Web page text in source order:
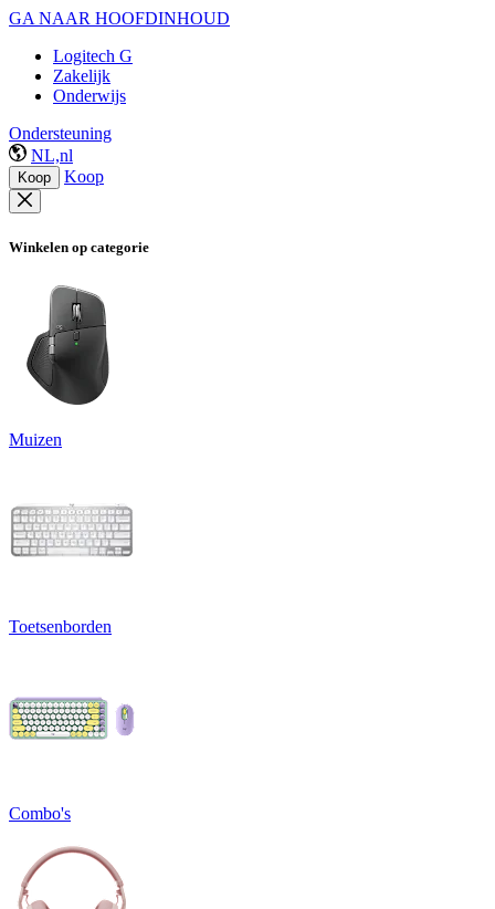
GA NAAR HOOFDINHOUD
Logitech G
Zakelijk
Onderwijs
Ondersteuning
NL,nl
Koop Koop
Winkelen op categorie
Muizen
Toetsenborden
Combo's